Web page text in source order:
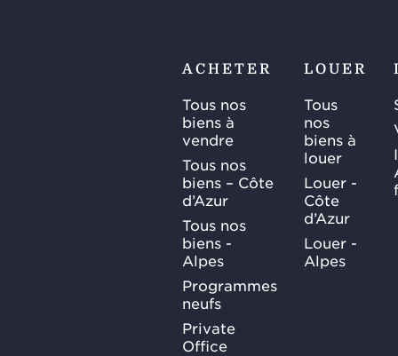
ACHETER
Tous nos
biens à
vendre
Tous nos
biens – Côte
d’Azur
Tous nos
biens -
Alpes
Programmes
neufs
Private
Office
LOUER
Tous
nos
biens à
louer
Louer -
Côte
d’Azur
Louer -
Alpes